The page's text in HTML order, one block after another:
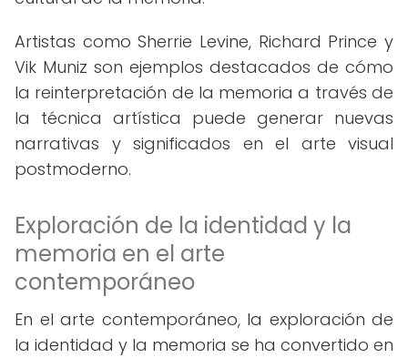
Artistas como Sherrie Levine, Richard Prince y
Vik Muniz son ejemplos destacados de cómo
la reinterpretación de la memoria a través de
la técnica artística puede generar nuevas
narrativas y significados en el arte visual
postmoderno.
Exploración de la identidad y la
memoria en el arte
contemporáneo
En el arte contemporáneo, la exploración de
la identidad y la memoria se ha convertido en